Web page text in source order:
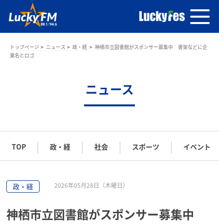
トップページ ニュース 政・経
神栖市立図書館がスポンサー募集中 書架などに企
業名とロゴ
ニュース
TOP 政・経 社会 スポーツ イベント
政・経 2026年05月28日（木曜日）
神栖市立図書館がスポンサー募集中